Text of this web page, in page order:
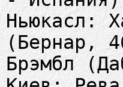
Ньюкасл:
(Бернар,
Брэмбл